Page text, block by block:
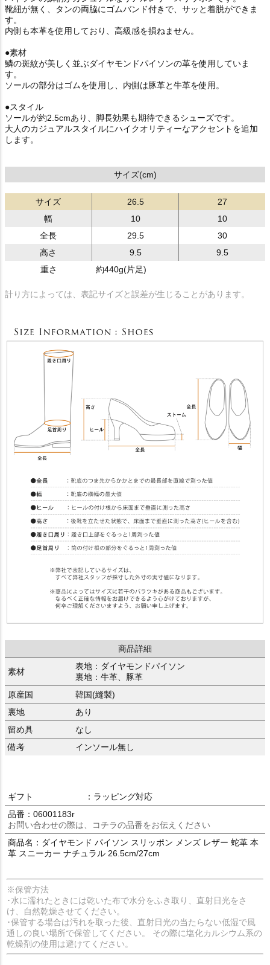
靴紐が無く、タンの両脇にゴムバンド付きで、サッと着脱ができま
す。
内側も本革を使用しており、高級感を損ねません。
●素材
鱗の斑紋が美しく並ぶダイヤモンドパイソンの革を使用していま
す。
ソールの部分はゴムを使用し、内側は豚革と牛革を使用。
●スタイル
ソールが約2.5cmあり、脚長効果も期待できるシューズです。
大人のカジュアルスタイルにハイクオリティーなアクセントを追加
します。
サイズ(cm)
サイズ 26.5
27
幅
10
10
全長
29.5
30
高さ
9.5
9.5
重さ
約440g(片足)
計り方によっては、表記サイズと誤差が生じることがあります。
商品詳細
素材
表地：ダイヤモンドパイソン
裏地：牛革、豚革
原産国
韓国(縫製)
裏地
あり
留め具
なし
備考
インソール無し
ギフト
：ラッピング対応
品番：06001183r
お問い合わせの際は、コチラの品番をお伝えください
商品名：ダイヤモンド パイソン スリッポン メンズ レザー 蛇革 本
革 スニーカー ナチュラル 26.5cm/27cm
※保管方法
･水に濡れたときには乾いた布で水分をふき取り、直射日光をさ
け、自然乾燥させてください。
･保管する場合は汚れを取った後、直射日光の当たらない低湿で風
通しの良い場所で保管してください。 その際に塩化カルシウム系の
乾燥剤の使用は避けてください。